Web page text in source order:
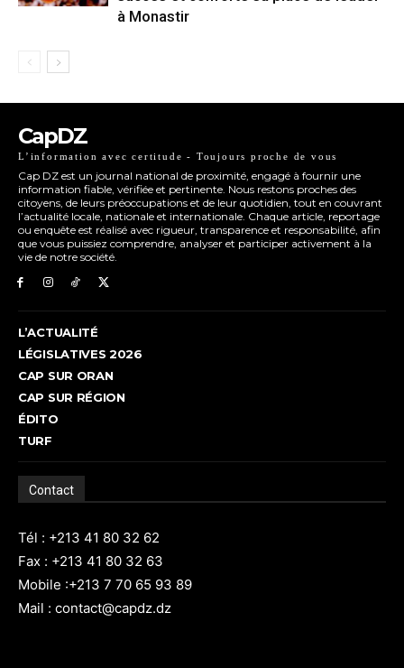
à Monastir
CapDZ
L’information avec certitude - Toujours proche de vous
Cap DZ est un journal national de proximité, engagé à fournir une
information fiable, vérifiée et pertinente. Nous restons proches des
citoyens, de leurs préoccupations et de leur quotidien, tout en couvrant
l’actualité locale, nationale et internationale. Chaque article, reportage
ou enquête est réalisé avec rigueur, transparence et responsabilité, afin
que vous puissiez comprendre, analyser et participer activement à la
vie de notre société.
L’ACTUALITÉ
LÉGISLATIVES 2026
CAP SUR ORAN
CAP SUR RÉGION
ÉDITO
TURF
Contact
Tél : +213 41 80 32 62
Fax : +213 41 80 32 63
Mobile :+213 7 70 65 93 89
Mail : contact@capdz.dz